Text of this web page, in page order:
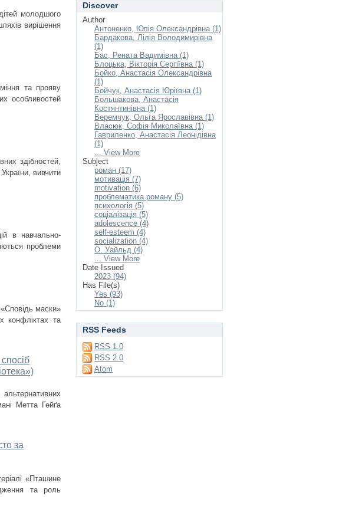
молодшого
вирішення
та прояву
особливостей
здібностей,
вивчити
в навчально-
проблеми
маски»
конфліктах та
Метта Гейґа
за
«Пташине
та роль
Discover
Author
Антоненко, Юлія Олександрівна (1)
Бардакова, Лілія Володимирівна
(1)
Бас, Рената Вадимівна (1)
Блоцька, Вікторія Сергіївна (1)
Бойко, Анастасія Олександрівна
(1)
Бойчук, Анастасія Юріївна (1)
Большакова, Анастасія
Костянтинівна (1)
Веремчук, Ольга Ярославівна (1)
Власюк, Софія Миколаївна (1)
Гавриленко, Анастасія Леонідівна
(1)
... View More
Subject
роман (17)
мотивація (7)
motivation (6)
проблематика роману (5)
психологія (5)
соціалізація (5)
adolescence (4)
self-esteem (4)
socialization (4)
О. Уайльд (4)
... View More
Date Issued
2023 (94)
Has File(s)
Yes (93)
No (1)
RSS Feeds
RSS 1.0
RSS 2.0
Atom